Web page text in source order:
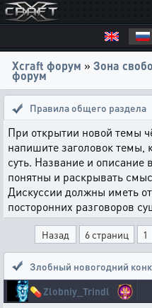
Xcraft форум » Зона
форум
Правила общего раздела
При открытии новой темы
напишите заголовок темы,
суть. Название и
понятны и раскрывать
Дискуссии должны иметь
посторонних разговоров
Назад 6 страниц 1
Злобный новогодний
💊Zlobniy_Trindl